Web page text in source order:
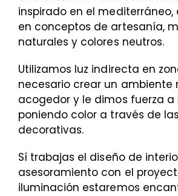
inspirado en el
en conceptos de artesanía,
naturales y colores neutros.
Utilizamos luz indirecta en
necesario crear un ambiente
acogedor y le dimos fuerza a
poniendo color a través de
decorativas.
Sí trabajas el diseño de
asesoramiento con el
iluminación estaremos